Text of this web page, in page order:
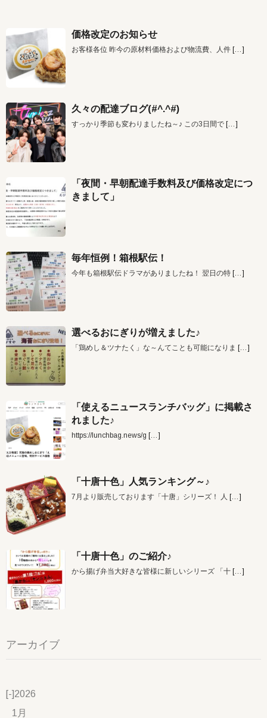
価格改定のお知らせ
お客様各位 昨今の原材料価格および物流費、人件 […]
久々の配達ブログ(#^.^#)
すっかり季節も変わりましたね～♪ この3日間で […]
「夜間・早朝配達手数料及び価格改定につ
きまして」
毎年恒例！箱根駅伝！
今年も箱根駅伝ドラマがありましたね！ 翌日の特 […]
選べるおにぎりが増えました♪
「鶏めし＆ツナたく」な～んてことも可能になりま […]
「使えるニュースランチバッグ」に掲載さ
れました♪
https://lunchbag.news/g […]
「十唐十色」人気ランキング～♪
7月より販売しております「十唐」シリーズ！ 人 […]
「十唐十色」のご紹介♪
から揚げ弁当大好きな皆様に新しいシリーズ 「十 […]
アーカイブ
[-]2026
1月